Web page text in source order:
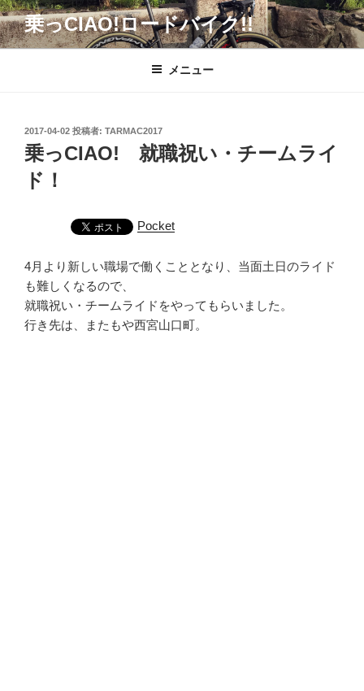
コ
ン
テ
乗っCIAO!ロードバイク!!
メニュー
投
稿
日:
2017-04-02 投稿者: TARMAC2017
乗っCIAO! 就職祝い・チームライ
ド！
Pocket
4月より新しい職場で働くこととなり、当面土日のライド
も難しくなるので、
就職祝い・チームライドをやってもらいました。
行き先は、またもや西宮山口町。